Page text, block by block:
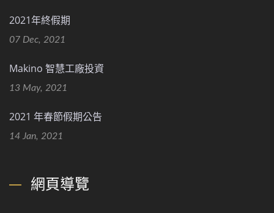
2021年終假期
07 Dec, 2021
Makino 智慧工廠投資
13 May, 2021
2021 年春節假期公告
14 Jan, 2021
網頁導覽